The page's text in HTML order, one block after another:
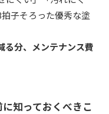
子そろった優秀な塗
る分、メンテナンス費
知っておくべきこ